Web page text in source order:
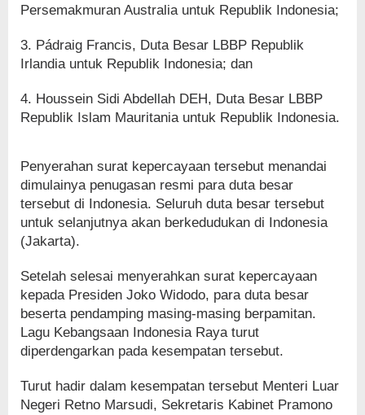
Persemakmuran Australia untuk Republik Indonesia;
3. Pádraig Francis, Duta Besar LBBP Republik
Irlandia untuk Republik Indonesia; dan
4. Houssein Sidi Abdellah DEH, Duta Besar LBBP
Republik Islam Mauritania untuk Republik Indonesia.
Penyerahan surat kepercayaan tersebut menandai
dimulainya penugasan resmi para duta besar
tersebut di Indonesia. Seluruh duta besar tersebut
untuk selanjutnya akan berkedudukan di Indonesia
(Jakarta).
Setelah selesai menyerahkan surat kepercayaan
kepada Presiden Joko Widodo, para duta besar
beserta pendamping masing-masing berpamitan.
Lagu Kebangsaan Indonesia Raya turut
diperdengarkan pada kesempatan tersebut.
Turut hadir dalam kesempatan tersebut Menteri Luar
Negeri Retno Marsudi, Sekretaris Kabinet Pramono